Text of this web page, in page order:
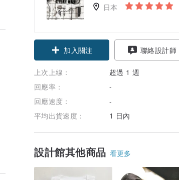
日本
加入關注 聯絡設計師
上次上線：
超過 1 週
回應率：
-
回應速度：
-
平均出貨速度：
1 日內
設計館其他商品 看更多